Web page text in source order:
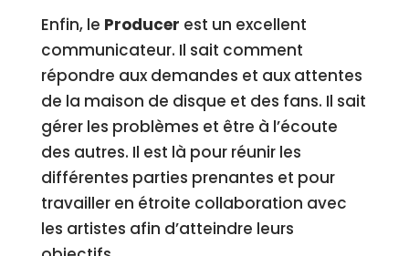
Enfin, le Producer est un excellent
communicateur. Il sait comment
répondre aux demandes et aux attentes
de la maison de disque et des fans. Il sait
gérer les problèmes et être à l’écoute
des autres. Il est là pour réunir les
différentes parties prenantes et pour
travailler en étroite collaboration avec
les artistes afin d’atteindre leurs